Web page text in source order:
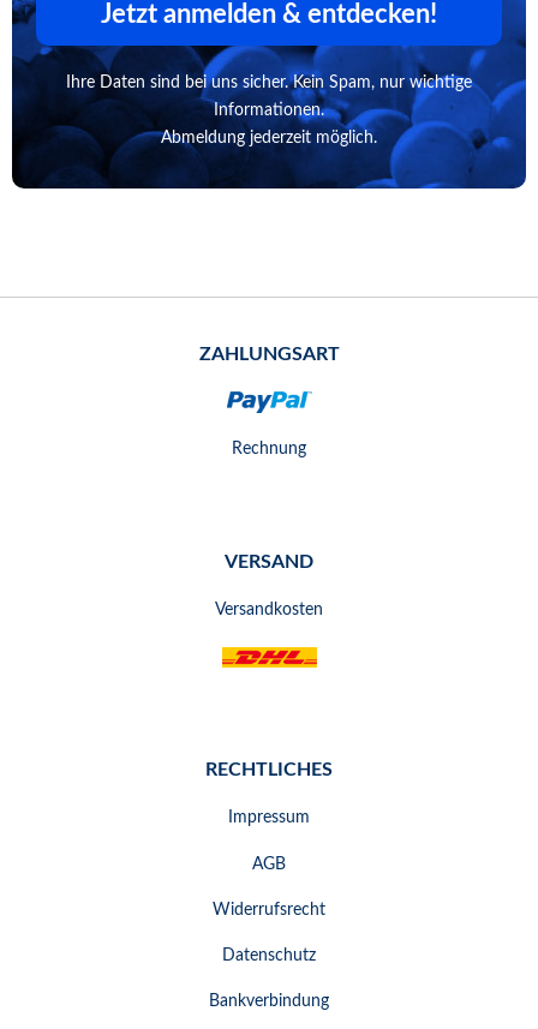
Jetzt anmelden & entdecken!
Ihre Daten sind bei uns sicher. Kein Spam, nur wichtige
Informationen.
Abmeldung jederzeit möglich.
ZAHLUNGSART
Rechnung
VERSAND
Versandkosten
RECHTLICHES
Impressum
AGB
Widerrufsrecht
Datenschutz
Bankverbindung